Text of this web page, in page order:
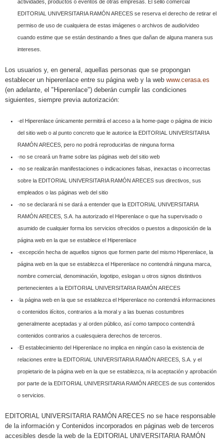
actividades, productos o eventos de otras empresas. El sello comercial
EDITORIAL UNIVERSITARIA RAMÓN ARECES se reserva el derecho de retirar el
permiso de uso de cualquiera de estas imágenes o archivos de audio/video
cuando estime que se están destinando a fines que dañan de alguna manera sus
intereses.
Los usuarios y, en general, aquellas personas que se propongan
establecer un hiperenlace entre su página web y la web www.cerasa.es
(en adelante, el "Hiperenlace") deberán cumplir las condiciones
siguientes, siempre previa autorización:
·el Hiperenlace únicamente permitirá el acceso a la home-page o página de inicio
del sitio web o al punto concreto que le autorice la EDITORIAL UNIVERSITARIA
RAMÓN ARECES, pero no podrá reproducirlas de ninguna forma
·no se creará un frame sobre las páginas web del sitio web
·no se realizarán manifestaciones o indicaciones falsas, inexactas o incorrectas
sobre la EDITORIAL UNIVERSITARIA RAMÓN ARECES sus directivos, sus
empleados o las páginas web del sitio
·no se declarará ni se dará a entender que la EDITORIAL UNIVERSITARIA
RAMÓN ARECES, S.A. ha autorizado el Hiperenlace o que ha supervisado o
asumido de cualquier forma los servicios ofrecidos o puestos a disposición de la
página web en la que se establece el Hiperenlace
·excepción hecha de aquellos signos que formen parte del mismo Hiperenlace, la
página web en la que se establezca el Hiperenlace no contendrá ninguna marca,
nombre comercial, denominación, logotipo, eslogan u otros signos distintivos
pertenecientes a la EDITORIAL UNIVERSITARIA RAMÓN ARECES
·la página web en la que se establezca el Hiperenlace no contendrá informaciones
o contenidos ilícitos, contrarios a la moral y a las buenas costumbres
generalmente aceptadas y al orden público, así como tampoco contendrá
contenidos contrarios a cualesquiera derechos de terceros.
·El establecimiento del Hiperenlace no implica en ningún caso la existencia de
relaciones entre la EDITORIAL UNIVERSITARIA RAMÓN ARECES, S.A. y el
propietario de la página web en la que se establezca, ni la aceptación y aprobación
por parte de la EDITORIAL UNIVERSITARIA RAMÓN ARECES de sus contenidos
o servicios.
EDITORIAL UNIVERSITARIA RAMÓN ARECES no se hace responsable
de la información y Contenidos incorporados en páginas web de terceros
accesibles desde la web de la EDITORIAL UNIVERSITARIA RAMÓN